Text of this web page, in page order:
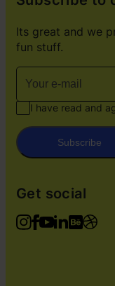
Its great and we
fun stuff.
I have read and
Subscribe
Get social